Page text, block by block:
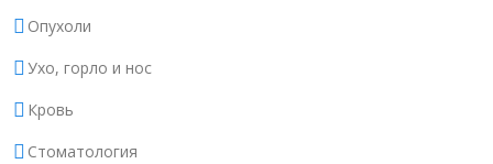
Опухоли
Ухо, горло и нос
Кровь
Стоматология